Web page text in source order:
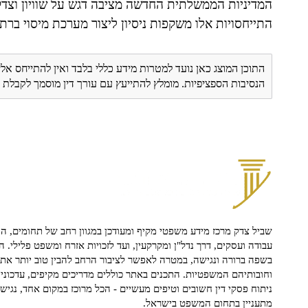
המדיניות הממשלתית החדשה מציבה דגש על שוויון
התייחסויות אלו משקפות ניסיון ליצור מערכת מיסוי
התוכן המוצג כאן נועד למטרות מידע כללי בלבד ואין להתייחס
הנסיבות הספציפיות. מומלץ להתייעץ עם עורך דין מוסמך
שביל צדק מרכז מידע משפטי מקיף ומעודכן במגוון רחב של תחומים,
עבודה ועסקים, דרך נדל"ן ומקרקעין, ועד לזכויות אזרח ומשפט פלילי.
בשפה ברורה ונגישה, במטרה לאפשר לציבור הרחב להבין טוב יותר את
וחובותיהם המשפטיות. התכנים באתר כוללים מדריכים מקיפים,
ניתוח פסקי דין חשובים וטיפים מעשיים - הכל מרוכז במקום אחד, נגיש
מתעניין בתחום המשפט בישראל.